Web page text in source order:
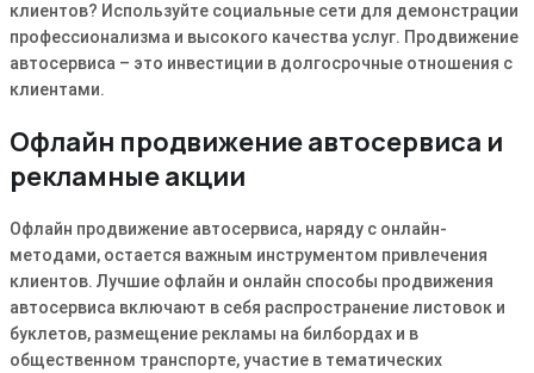
клиентов? Используйте социальные сети для демонстрации
профессионализма и высокого качества услуг. Продвижение
автосервиса – это инвестиции в долгосрочные отношения с
клиентами.
Офлайн продвижение автосервиса и
рекламные акции
Офлайн продвижение автосервиса, наряду с онлайн-
методами, остается важным инструментом привлечения
клиентов. Лучшие офлайн и онлайн способы продвижения
автосервиса включают в себя распространение листовок и
буклетов, размещение рекламы на билбордах и в
общественном транспорте, участие в тематических